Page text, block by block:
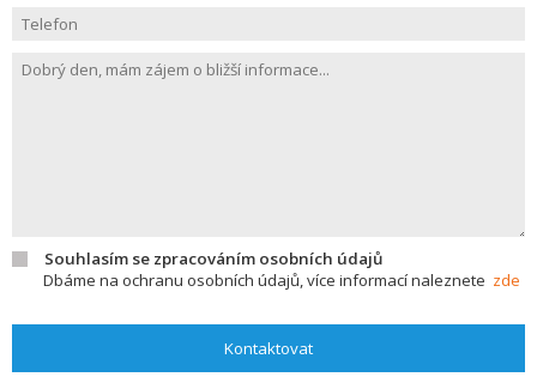
Souhlasím se zpracováním osobních údajů
Dbáme na ochranu osobních údajů, více informací naleznete zde
Kontaktovat